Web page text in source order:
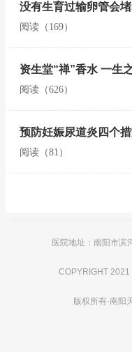
没有生育过输卵管会
阅读（169）
资生堂“禅”香水 一生
阅读（626）
预防妊娠尿道炎四个
阅读（81）
医院地址：南阳市滨
COPYRIGHT
版权所有·南阳